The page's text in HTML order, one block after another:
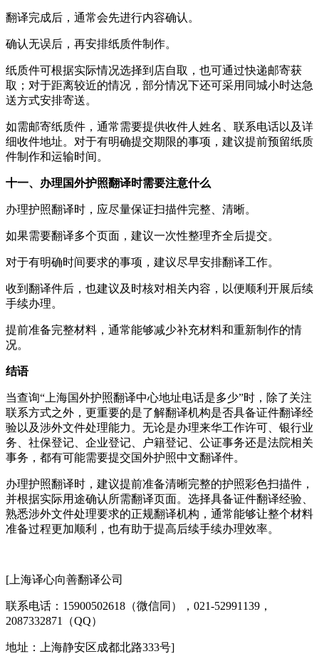
翻译完成后，通常会先进行内容确认。
确认无误后，再安排纸质件制作。
纸质件可根据实际情况选择到店自取，也可通过快递邮寄获
取；对于距离较近的情况，部分情况下还可采用同城小时达急
送方式安排寄送。
如需邮寄纸质件，通常需要提供收件人姓名、联系电话以及详
细收件地址。对于有明确提交期限的事项，建议提前预留纸质
件制作和运输时间。
十一、办理国外护照翻译时需要注意什么
办理护照翻译时，应尽量保证扫描件完整、清晰。
如果需要翻译多个页面，建议一次性整理齐全后提交。
对于有明确时间要求的事项，建议尽早安排翻译工作。
收到翻译件后，也建议及时核对相关内容，以便顺利开展后续
手续办理。
提前准备完整材料，通常能够减少补充材料和重新制作的情
况。
结语
当查询“上海国外护照翻译中心地址电话是多少”时，除了关注
联系方式之外，更重要的是了解翻译机构是否具备证件翻译经
验以及涉外文件处理能力。无论是办理来华工作许可、银行业
务、社保登记、企业登记、户籍登记、公证事务还是法院相关
事务，都有可能需要提交国外护照中文翻译件。
办理护照翻译时，建议提前准备清晰完整的护照彩色扫描件，
并根据实际用途确认所需翻译页面。选择具备证件翻译经验、
熟悉涉外文件处理要求的正规翻译机构，通常能够让整个材料
准备过程更加顺利，也有助于提高后续手续办理效率。
[上海译心向善翻译公司
联系电话：15900502618（微信同），021-52991139，
2087332871（QQ）
地址：上海静安区成都北路333号]